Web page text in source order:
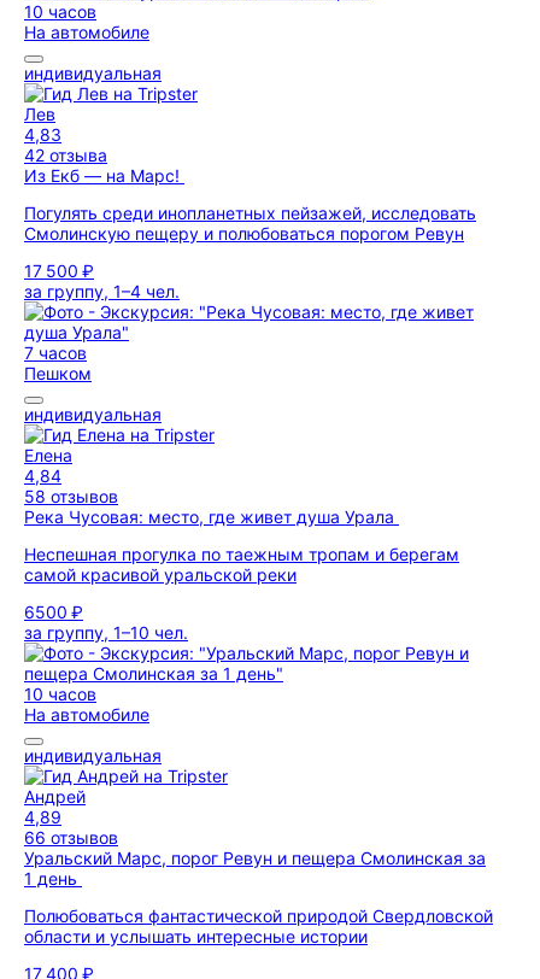
10 часов
На автомобиле
индивидуальная
Лев
4,83
42 отзыва
Из Екб — на Марс!
Погулять среди инопланетных пейзажей, исследовать
Смолинскую пещеру и полюбоваться порогом Ревун
17 500 ₽
за группу, 1–4 чел.
7 часов
Пешком
индивидуальная
Елена
4,84
58 отзывов
Река Чусовая: место, где живет душа Урала
Неспешная прогулка по таежным тропам и берегам
самой красивой уральской реки
6500 ₽
за группу, 1–10 чел.
10 часов
На автомобиле
индивидуальная
Андрей
4,89
66 отзывов
Уральский Марс, порог Ревун и пещера Смолинская за
1 день
Полюбоваться фантастической природой Свердловской
области и услышать интересные истории
17 400 ₽